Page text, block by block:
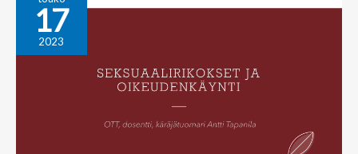
17
2023
oikeudenkäynti